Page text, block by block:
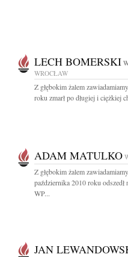
LECH BOMERSKI
WROCŁAW
Z głębokim żalem
roku zmarł po długiej i ciężkiej
ADAM MATULKO
Z głębokim żalem
października 2010 roku odszedł
WP...
JAN